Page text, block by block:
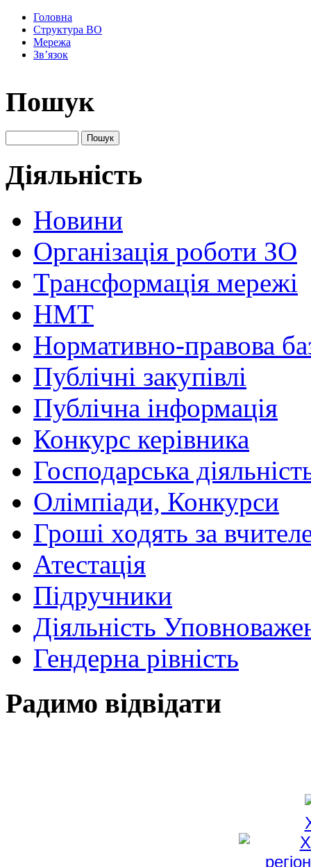
Головна
Структура ВО
Мережа
Зв’язок
Пошук
Діяльність
Новини
Організація роботи ЗО
Трансформація мережі
НМТ
Нормативно-правова
Публічні закупівлі
Публічна інформація
Конкурс керівника
Господарська
Олімпіади, Конкурси
Гроші ходять за
Атестація
Підручники
Діяльність
Гендерна рівність
Радимо відвідати